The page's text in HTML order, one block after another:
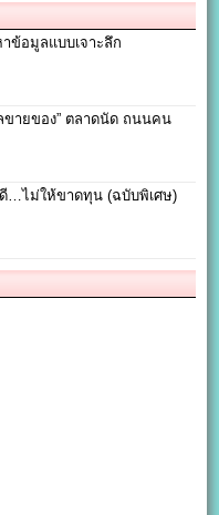
ข้อมูลแบบเจาะลึก
ขายของ” ตลาดนัด ถนนคน
…ไม่ให้ขาดทุน (ฉบับพิเศษ)